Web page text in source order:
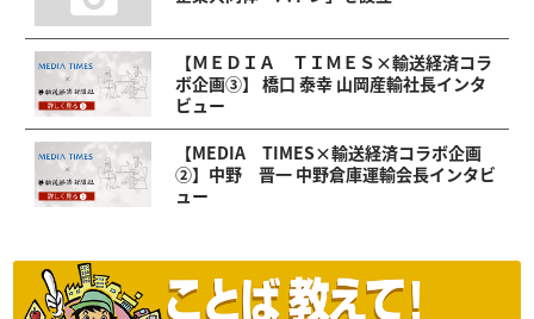
【ＭＥＤＩＡ ＴＩＭＥＳ×輸送経済コラ
ボ企画③】 橋口 泰幸 山岡産輸社長インタ
ビュー
【MEDIA TIMES×輸送経済コラボ企画
②】中野 晋一 中野倉庫運輸会長インタビ
ュー